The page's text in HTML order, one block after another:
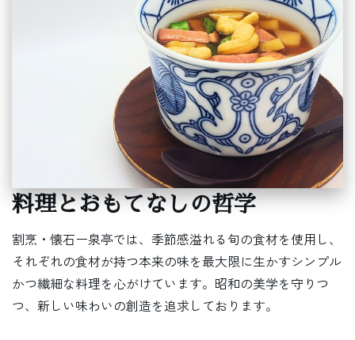
料理とおもてなしの哲学
割烹・懐石ー泉亭では、季節感溢れる旬の食材を使用し、
それぞれの食材が持つ本来の味を最大限に生かすシンプル
かつ繊細な料理を心がけています。昭和の美学を守りつ
つ、新しい味わいの創造を追求しております。